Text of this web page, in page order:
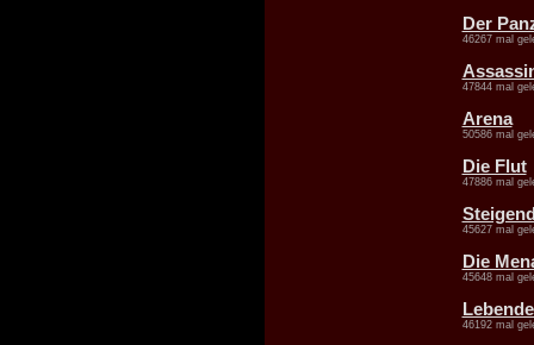
Der
46267 mal
47844 mal
Arena
50586 mal
Die Flut
47886 mal
45627 mal
Die
45648 mal
46192 mal